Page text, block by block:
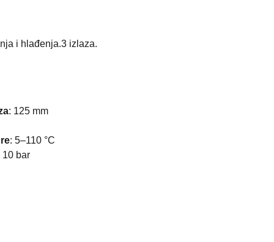
i hlađenja.3 izlaza.
: 125 mm
: 5–110 °C
10 bar